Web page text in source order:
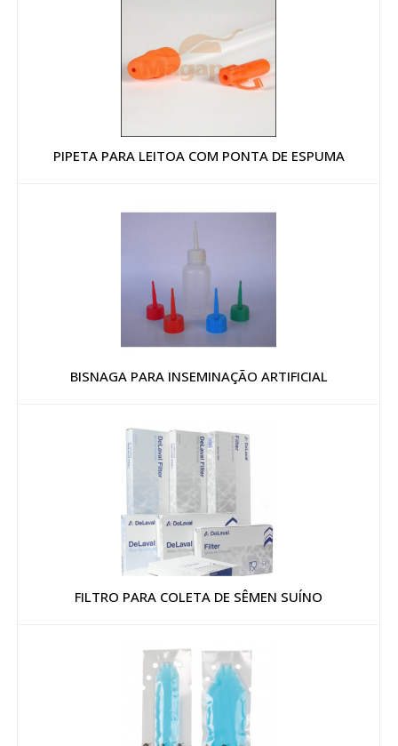
PIPETA PARA LEITOA COM PONTA DE ESPUMA
BISNAGA PARA INSEMINAÇÃO ARTIFICIAL
FILTRO PARA COLETA DE SÊMEN SUÍNO